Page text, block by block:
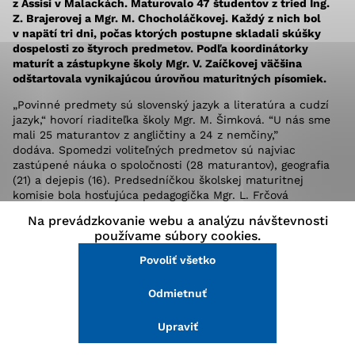
z Assisi v Malackách. Maturovalo 47 študentov z tried Ing.
Z. Brajerovej a Mgr. M. Chocholáčkovej. Každý z nich bol
v napätí tri dni, počas ktorých postupne skladali skúšky
dospelosti zo štyroch predmetov. Podľa koordinátorky
maturít a zástupkyne školy Mgr. V. Zaíčkovej väčšina
odštartovala vynikajúcou úrovňou maturitných písomiek.
„Povinné predmety sú slovenský jazyk a literatúra a cudzí
jazyk,“ hovorí riaditeľka školy Mgr. M. Šimková. “U nás sme
mali 25 maturantov z angličtiny a 24 z nemčiny,”
dodáva. Spomedzi voliteľných predmetov sú najviac
zastúpené náuka o spoločnosti (28 maturantov), geografia
(21) a dejepis (16). Predsedníčkou školskej maturitnej
komisie bola hosťujúca pedagogička Mgr. L. Frčová
Celkovo počas troch dní pracovalo 11 predmetových komisií,
skúšajúcich jeden predtým študenta učil. „Súvisí to aj
pomery zmiernili a pri maturitnej skúške sa zohľadňuje aj
maturitná skúška sa už neskladá z piatich, ale len zo
štyroch predmetov,“ vysvetľuje Ing. Z. Brajerová.
Na prevádzkovanie webu a analýzu návštevnosti
používame súbory cookies.
Povoliť všetko
Odmietnuť
Upraviť
stránke a prístup k zabezpečeným oblastiam webovej
stránky. Bez týchto súborov cookie nemôže web
správne fungovať.
Analytické cookies
Analytické cookies pomáhajú prevádzkovateľovi stránok
pochopiť, ako návštevníci stránok stránku používajú,
aby mohol stránky optimalizovať a ponúknuť im lepšiu
skúsenosť. Všetky dáta sa zbierajú anonymne a nie je
možné ich spojiť s konkrétnou osobou.
Povoliť všetko
Uložiť nastavenia
Viac informácií